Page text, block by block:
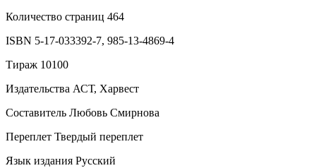
Количество страниц 464
ISBN 5-17-033392-7, 985-13-4869-4
Тираж 10100
Издательства АСТ, Харвест
Составитель Любовь Смирнова
Переплет Твердый переплет
Язык издания Русский